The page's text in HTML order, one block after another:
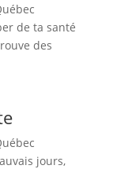
de ta santé
des
jours,